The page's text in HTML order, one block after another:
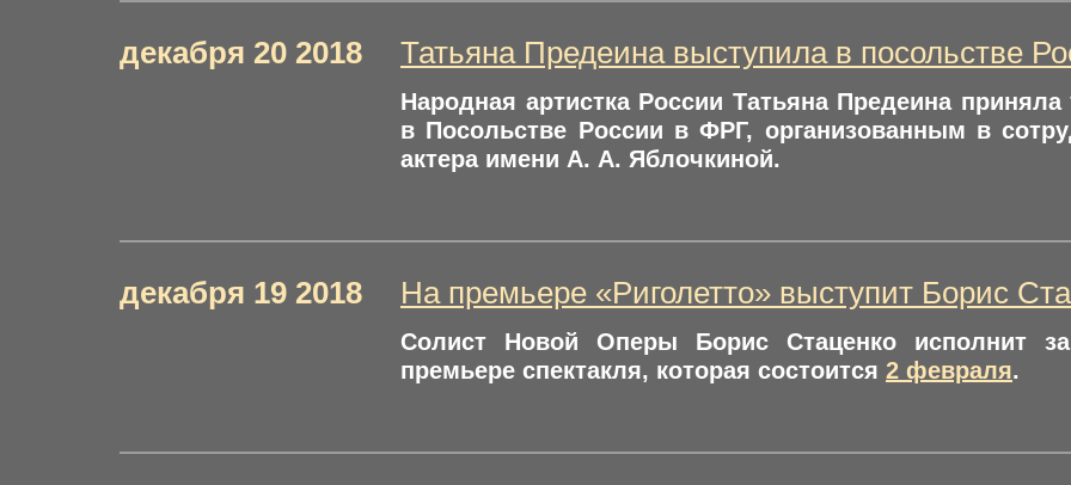
декабря 20 2018 Татьяна Предеина выступила в посольстве
Народная артистка России Татьяна Предеина
в Посольстве России в ФРГ, организованным в
актера имени А. А. Яблочкиной.
декабря 19 2018 На премьере «Риголетто» выступит Борис
Солист Новой Оперы Борис Стаценко исполнит
премьере спектакля, которая состоится 2 февраля.